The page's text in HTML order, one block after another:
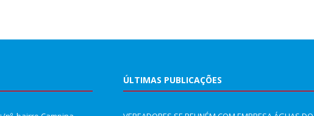
ÚLTIMAS PUBLICAÇÕES